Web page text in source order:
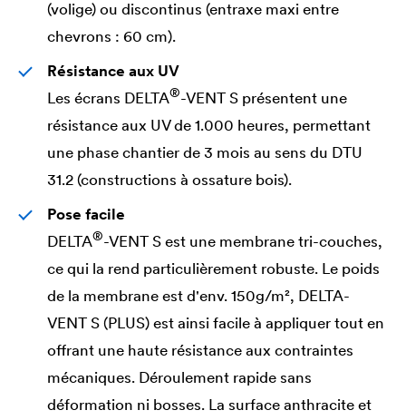
(volige) ou discontinus (entraxe maxi entre
chevrons : 60 cm).
Résistance aux UV
Les écrans DELTA®-VENT S présentent une
résistance aux UV de 1.000 heures, permettant
une phase chantier de 3 mois au sens du DTU
31.2 (constructions à ossature bois).
Pose facile
DELTA®-VENT S est une membrane tri-couches,
ce qui la rend particulièrement robuste. Le poids
de la membrane est d'env. 150g/m², DELTA-
VENT S (PLUS) est ainsi facile à appliquer tout en
offrant une haute résistance aux contraintes
mécaniques. Déroulement rapide sans
déformation ni bosses. La surface anthracite et